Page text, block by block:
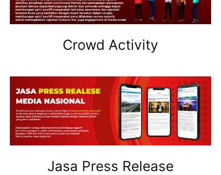
Crowd Activity
Jasa Press Release